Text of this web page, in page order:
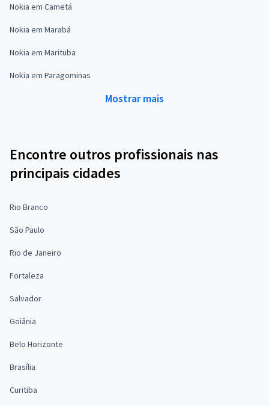
Nokia em Cametá
Nokia em Marabá
Nokia em Marituba
Nokia em Paragominas
Mostrar mais
Encontre outros profissionais nas
principais cidades
Rio Branco
São Paulo
Rio de Janeiro
Fortaleza
Salvador
Goiânia
Belo Horizonte
Brasília
Curitiba